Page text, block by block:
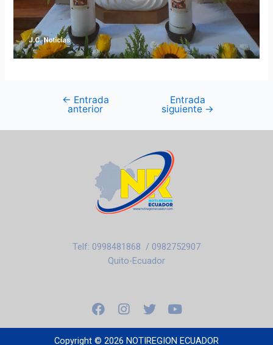
← Entrada
anterior
Entrada
siguiente →
Telf: 0998481868 / 0982752907
Quito-Ecuador
F
a
c
e
I
n
s
t
T
w
i
t
Y
o
u
t
Copyright © 2026 NOTIREGION ECUADOR